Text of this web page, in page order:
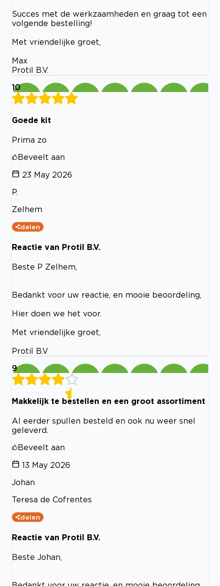
Succes met de werkzaamheden en graag tot een
volgende bestelling!
Met vriendelijke groet,
Max
Protil B.V.
10
Goede kit
Prima zo
Beveelt aan
23 May 2026
P.
Zelhem
delen
Reactie van Protil B.V.
Beste P Zelhem,
Bedankt voor uw reactie, en mooie beoordeling,
Hier doen we het voor.
Met vriendelijke groet,
Protil B.V
9
Makkelijk te bestellen en een groot assortiment
Al eerder spullen besteld en ook nu weer snel
geleverd.
Beveelt aan
13 May 2026
Johan
Teresa de Cofrentes
delen
Reactie van Protil B.V.
Beste Johan,